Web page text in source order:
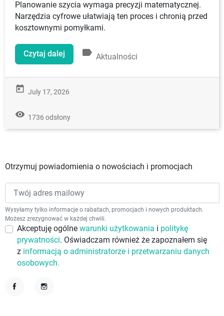
Planowanie szycia wymaga precyzji matematycznej.
Narzędzia cyfrowe ułatwiają ten proces i chronią przed
kosztownymi pomyłkami.
Czytaj dalej label Aktualności
today July 17, 2026
remove_red_eye 1736 odsłony
Otrzymuj powiadomienia o nowościach i promocjach
Wysyłamy tylko informacje o rabatach, promocjach i nowych produktach.
Możesz zrezygnować w każdej chwili.
Akceptuję ogólne warunki użytkowania i politykę
prywatności. Oświadczam również że zapoznałem się
z informacją o administratorze i przetwarzaniu danych
osobowych.